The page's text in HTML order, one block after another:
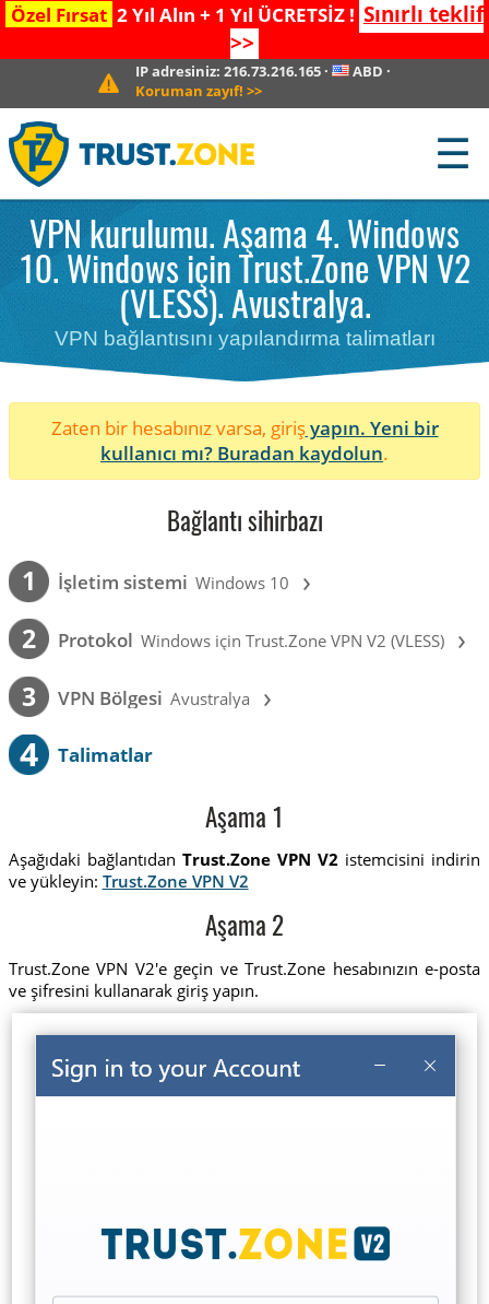
Özel Fırsat 2 Yıl Alın + 1 Yıl ÜCRETSİZ ! Sınırlı teklif
>>
IP adresiniz:216.73.216.165 · ABD ·
Koruman zayıf! >>
☰
VPN kurulumu. Aşama 4. Windows
10. Windows için Trust.Zone VPN V2
(VLESS). Avustralya.
VPN bağlantısını yapılandırma talimatları
Zaten bir hesabınız varsa, girişyapın. Yeni bir
kullanıcı mı? Buradan kaydolun.
Bağlantı sihirbazı
1 İşletim sistemi Windows 10 ›
2 Protokol Windows için Trust.Zone VPN V2 (VLESS) ›
3 VPN Bölgesi Avustralya ›
4 Talimatlar
Aşama 1
Aşağıdaki bağlantıdan Trust.Zone VPN V2 istemcisini indirin
ve yükleyin: Trust.Zone VPN V2
Aşama 2
Trust.Zone VPN V2'e geçin ve Trust.Zone hesabınızın e-posta
ve şifresini kullanarak giriş yapın.